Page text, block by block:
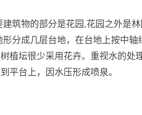
筑物的部分是花园,花园之外是
分成几层台地，在台地上按中
植坛很少采用花卉。重视水的处
平台上，因水压形成喷泉。